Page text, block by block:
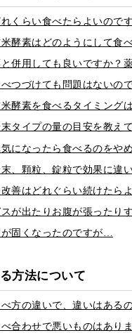
れくらい食べたらよいので
酵素はどのようにして食
併用しても良いですか？
つづけても問題はないの
酵素を食べるタイミング
タイプの量の目安を教え
になったら食べるのをや
、顆粒、錠粒で効果に違
善はどれぐらい続けたら
スが出たりお腹が張ったり
固くなったのですが…
方法について
方の違いで、違いはある
合わせで悪いものはあり